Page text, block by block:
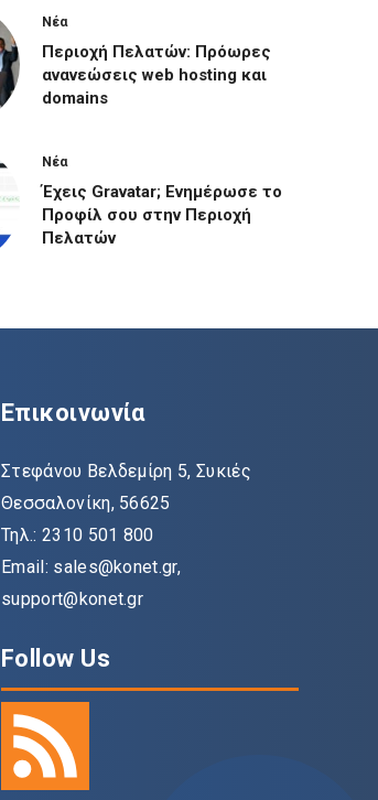
Νέα
Περιοχή Πελατών: Πρόωρες
ανανεώσεις web hosting και
domains
Νέα
Έχεις Gravatar; Ενημέρωσε το
Προφίλ σου στην Περιοχή
Πελατών
Επικοινωνία
Στεφάνου Βελδεμίρη 5, Συκιές
Θεσσαλονίκη, 56625
Τηλ.: 2310 501 800
Email: sales@konet.gr,
support@konet.gr
Follow Us